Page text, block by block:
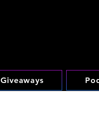
Giveaways